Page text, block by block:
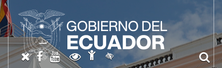
X oficial del SRI
Facebook oficial SRI
Canal del SRI en YouTube
Abrir página de
Abrir página de
Activar/quitar contraste